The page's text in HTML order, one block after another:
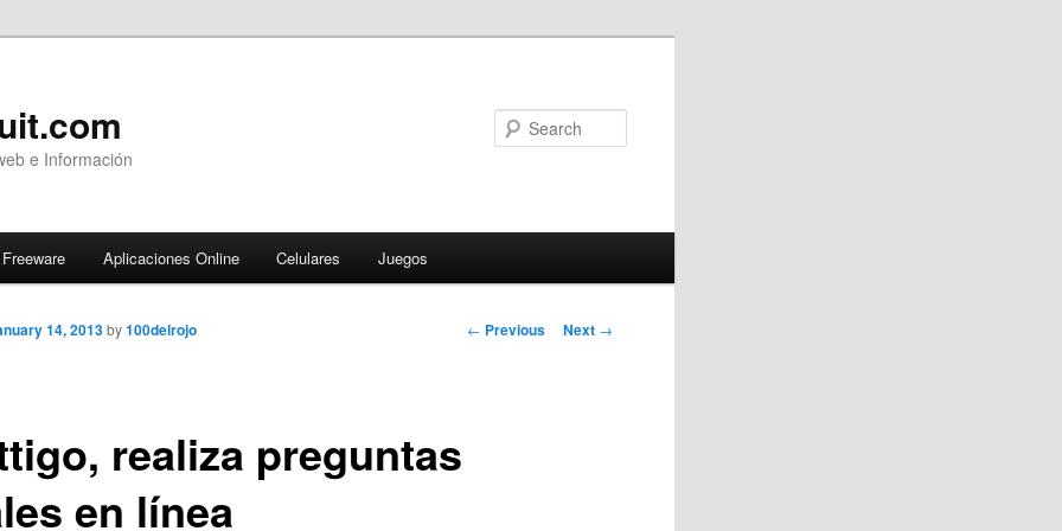
e Información
Freeware Aplicaciones Online Celulares Juegos
Post
← Previous Next →
realiza preguntas
en línea
14, 2013 by100delrojo